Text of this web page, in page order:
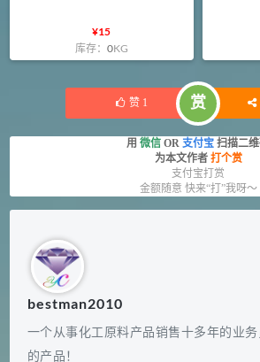
¥15
库存： 0KG
赞 1 赏
用 微信 OR 支付宝 扫描二
为本文作者 打个赏
支付宝打赏
金额随意 快来“打”我呀～
bestman2010
一个从事化工原料产品销售十多年的业
的产品！